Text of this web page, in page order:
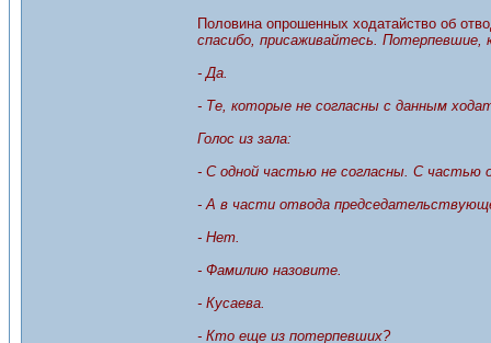
Половина опрошенных ходатайство об
спасибо, присаживайтесь. Потерпевшие,
- Да.
- Те, которые не согласны с данным
Голос из зала:
- С одной частью не согласны. С частью
- А в части отвода
- Нет.
- Фамилию назовите.
- Кусаева.
- Кто еще из потерпевших?